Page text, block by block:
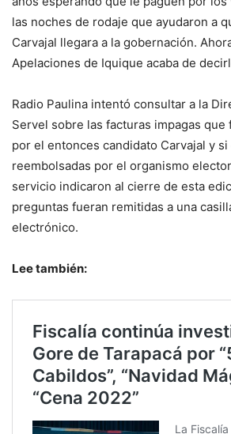
las noches de rodaje que ayudaron a
Carvajal llegara a la gobernación.
Apelaciones de Iquique acaba de
Radio Paulina intentó consultar a la
Servel sobre las facturas impagas que
por el entonces candidato Carvajal y
reembolsadas por el organismo
servicio indicaron al cierre de esta
preguntas fueran remitidas a una
electrónico.
Lee también: